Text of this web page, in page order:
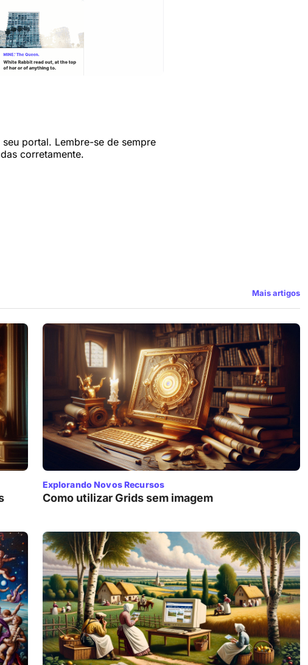
portal. Lembre-se de sempre
corretamente.
Mais artigos
Explorando Novos Recursos
Como utilizar Grids sem imagem